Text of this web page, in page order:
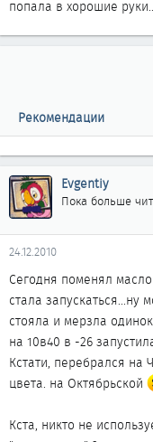
попала в хорошие
Рекомендации
Evgentiy
Пока больше
24.12.2010
Сегодня поменял
стала запускаться...ну
стояла и мерзла
на 10в40 в -26
Кстати, перебрался на
цвета. на Октябрьской
Кста, никто не